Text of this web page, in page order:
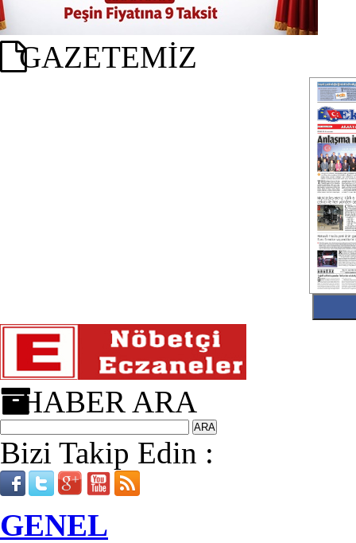
GAZETEMİZ
HABER ARA
Bizi Takip Edin :
GENEL